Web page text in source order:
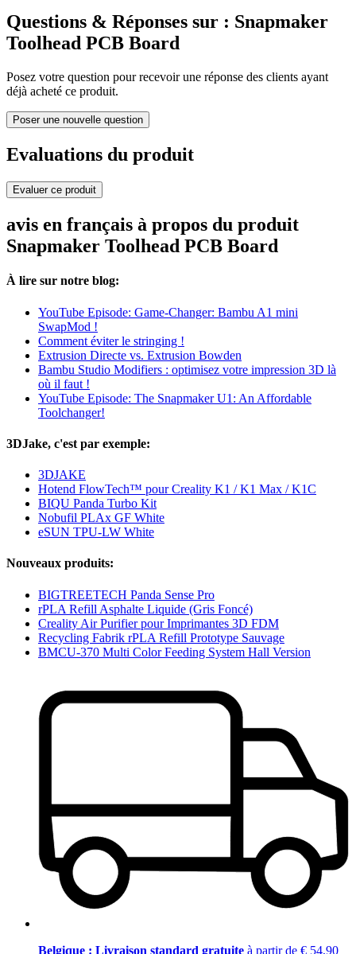
Questions & Réponses sur : Snapmaker
Toolhead PCB Board
Posez votre question pour recevoir une réponse des clients ayant
déjà acheté ce produit.
Poser une nouvelle question
Evaluations du produit
Evaluer ce produit
avis en français à propos du produit
Snapmaker Toolhead PCB Board
À lire sur notre blog:
YouTube Episode: Game-Changer: Bambu A1 mini
SwapMod !
Comment éviter le stringing !
Extrusion Directe vs. Extrusion Bowden
Bambu Studio Modifiers : optimisez votre impression 3D là
où il faut !
YouTube Episode: The Snapmaker U1: An Affordable
Toolchanger!
3DJake, c'est par exemple:
3DJAKE
Hotend FlowTech™ pour Creality K1 / K1 Max / K1C
BIQU Panda Turbo Kit
Nobufil PLAx GF White
eSUN TPU-LW White
Nouveaux produits:
BIGTREETECH Panda Sense Pro
rPLA Refill Asphalte Liquide (Gris Foncé)
Creality Air Purifier pour Imprimantes 3D FDM
Recycling Fabrik rPLA Refill Prototype Sauvage
BMCU-370 Multi Color Feeding System Hall Version
Belgique : Livraison standard gratuite à partir de € 54,90